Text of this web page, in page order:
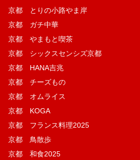
京都 とりの小路やま岸
京都 ガチ中華
京都 やまもと喫茶
京都 シックスセンシズ京都
京都 HANA吉兆
京都 チーズもの
京都 オムライス
京都 KOGA
京都 フランス料理2025
京都 鳥散歩
京都 和食2025